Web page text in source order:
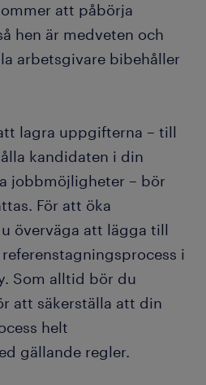
att påbörja
hen är medveten och
arbetsgivare bibehåller
lagra uppgifterna – till
kandidaten i din
jobbmöjligheter – bör
För att öka
överväga att lägga till
i
Som alltid bör du
att säkerställa att din
helt
gällande regler.